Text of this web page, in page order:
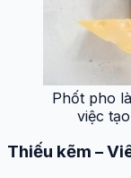
Phốt pho
việc
Thiếu kẽm –